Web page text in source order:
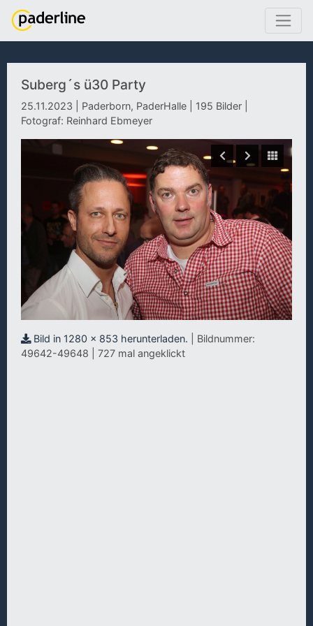
Suberg´s ü30 Party
25.11.2023 | Paderborn, PaderHalle | 195 Bilder |
Fotograf: Reinhard Ebmeyer
Bild in 1280 x 853 herunterladen.
| Bildnummer:
49642-49648 | 727 mal angeklickt